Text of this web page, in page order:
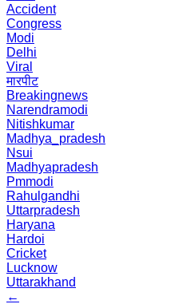
Accident
Congress
Modi
Delhi
Viral
मारपीट
Breakingnews
Narendramodi
Nitishkumar
Madhya_pradesh
Nsui
Madhyapradesh
Pmmodi
Rahulgandhi
Uttarpradesh
Haryana
Hardoi
Cricket
Lucknow
Uttarakhand
←